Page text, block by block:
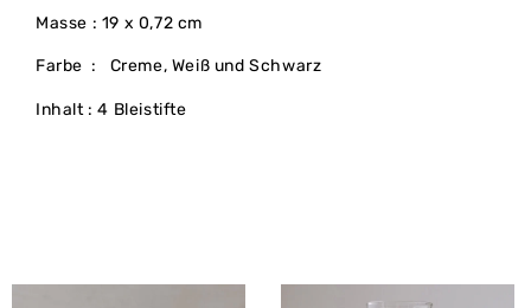
Masse : 19 x 0,72 cm
Farbe : Creme, Weiß und Schwarz
Inhalt : 4 Bleistifte